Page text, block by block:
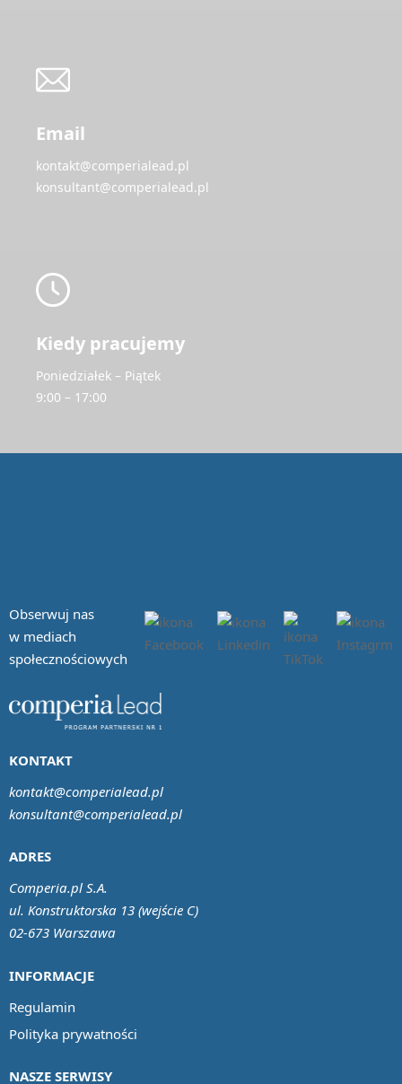
Email
kontakt@comperialead.pl
konsultant@comperialead.pl
Kiedy pracujemy
Poniedziałek – Piątek
9:00 – 17:00
Obserwuj nas
w mediach
społecznościowych
INFORMACJE
Regulamin
Polityka prywatności
NASZE SERWISY
ADRES
Comperia.pl S.A.
ul. Konstruktorska 13 (wejście C)
02-673 Warszawa
KONTAKT
kontakt@comperialead.pl
konsultant@comperialead.pl